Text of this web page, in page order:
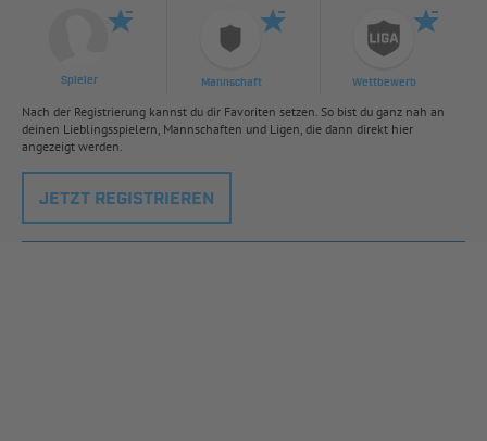
Spieler Mannschaft Wettbewerb
Nach der Registrierung kannst du dir Favoriten setzen. So bist du ganz nah an
deinen Lieblingsspielern, Mannschaften und Ligen, die dann direkt hier
angezeigt werden.
JETZT REGISTRIEREN